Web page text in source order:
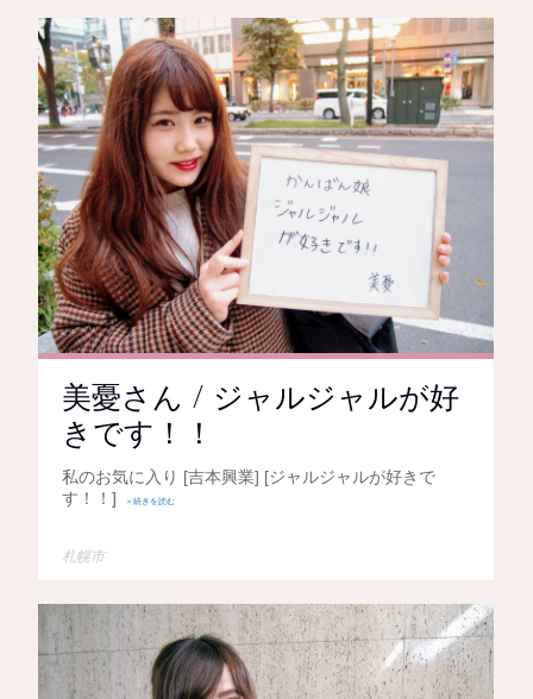
美憂さん / ジャルジャルが好
きです！！
私のお気に入り [吉本興業] [ジャルジャルが好きで
す！！]
＞続きを読む
札幌市